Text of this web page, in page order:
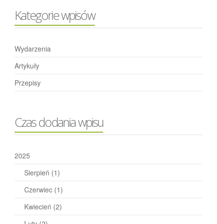
Kategorie wpisów
Wydarzenia
Artykuły
Przepisy
Czas dodania wpisu
2025
Sierpień (1)
Czerwiec (1)
Kwiecień (2)